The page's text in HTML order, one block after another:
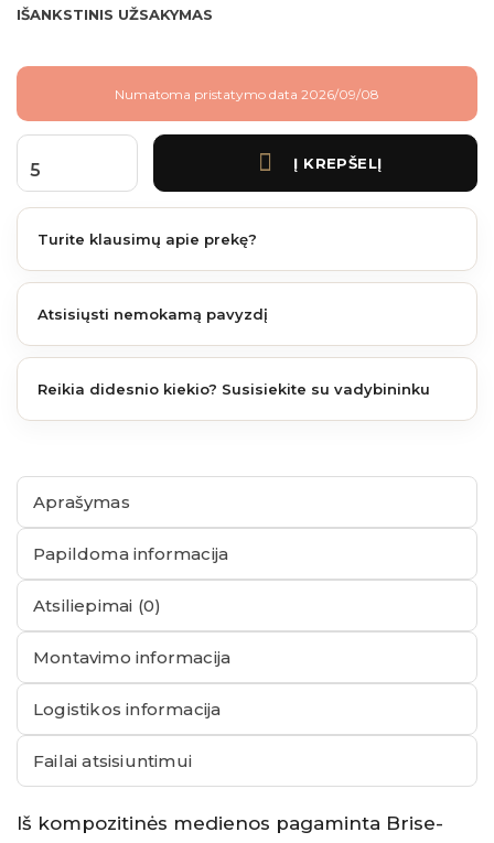
IŠANKSTINIS UŽSAKYMAS
Numatoma pristatymo data 2026/09/08
produkto kiekis: WEO Brise soleil 3,9m. Teak 42x145 mm
Į KREPŠELĮ
Turite klausimų apie prekę?
Atsisiųsti nemokamą pavyzdį
Reikia didesnio kiekio? Susisiekite su vadybininku
Aprašymas
Papildoma informacija
Atsiliepimai (0)
Montavimo informacija
Logistikos informacija
Failai atsisiuntimui
Iš kompozitinės medienos pagaminta Brise-